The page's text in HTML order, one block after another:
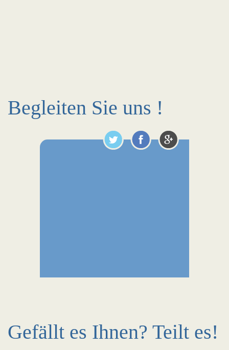
Begleiten Sie uns !
Gefällt es Ihnen? Teilt es!